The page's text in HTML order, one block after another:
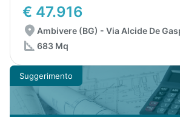
€ 47.916
Ambivere (BG) - Via Alcide De
683 Mq
Suggerimento